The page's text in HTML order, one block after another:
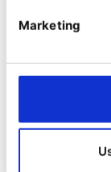
Marketing
aufzulösen,
vorherigen
CEO von